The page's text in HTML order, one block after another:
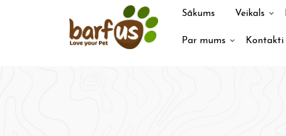
Sākums Veikals
Par mums Kontakti